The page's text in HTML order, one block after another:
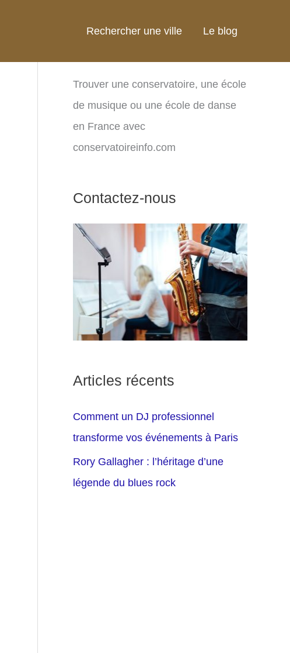
Rechercher une ville Le blog
Trouver une conservatoire, une école
de musique ou une école de danse
en France avec
conservatoireinfo.com
Contactez-nous
Articles récents
Comment un DJ professionnel
transforme vos événements à Paris
Rory Gallagher : l’héritage d’une
légende du blues rock